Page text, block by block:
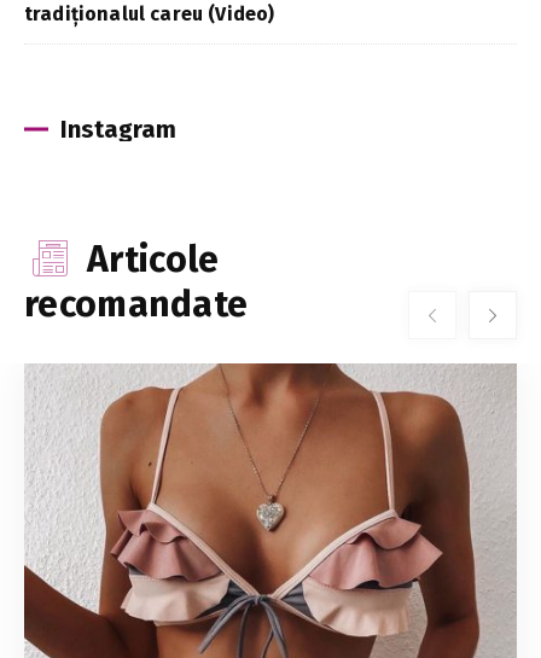
tradiționalul careu (Video)
Instagram
Articole
recomandate